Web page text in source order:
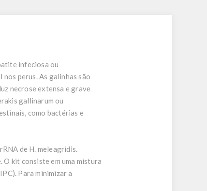
infeciosa ou
perus. As galinhas são
necrose extensa e grave
gallinarum ou
como bactérias e
de H. meleagridis.
kit consiste em uma mistura
Para minimizar a